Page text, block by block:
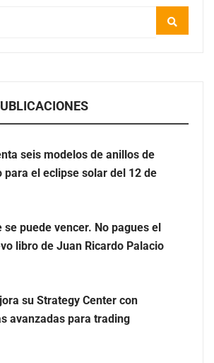
modelos de anillos de compromiso
puede vencer. No pagues el rescate’:
Ricardo Palacio Escobar
seis modelos de anillos de
para el eclipse solar del 12 de
se puede vencer. No pagues el
libro de Juan Ricardo Palacio
su Strategy Center con
avanzadas para trading